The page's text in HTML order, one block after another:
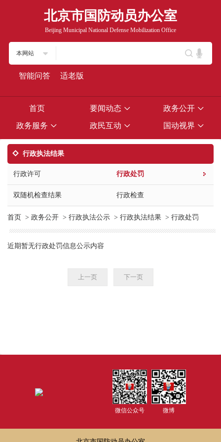
北京市国防动员办公室
Beijing Municipal National Defense Mobilization Office
本网站
智能问答 适老版
首页 要闻动态 政务公开
政务服务 政民互动 国动视界
行政执法结果
行政许可 行政处罚
双随机检查结果 行政检查
首页 > 政务公开 > 行政执法公示 > 行政执法结果 > 行政处罚
近期暂无行政处罚信息公示内容
上一页 下一页
微信公众号 微博